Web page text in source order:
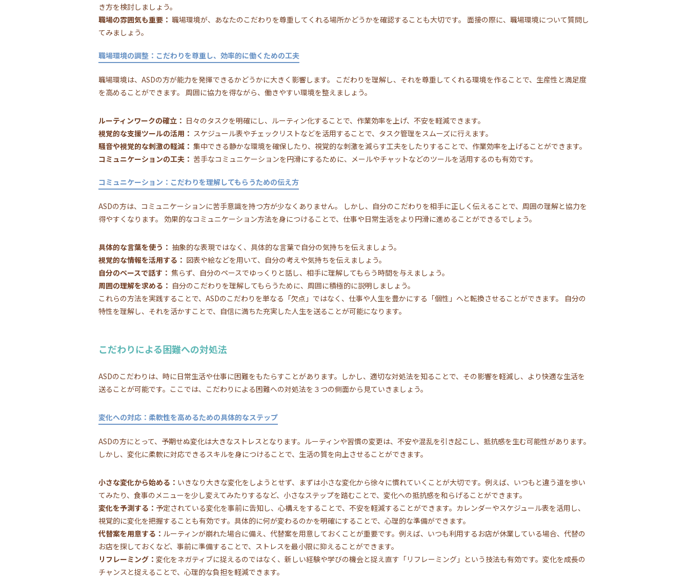
き方を検討しましょう。
職場の雰囲気も重要： 職場環境が、あなたのこだわりを尊重してくれる場所かどうかを確認することも大切です。 面接の際に、職場環境について質問し
てみましょう。
職場環境の調整：こだわりを尊重し、効率的に働くための工夫
職場環境は、ASDの方が能力を発揮できるかどうかに大きく影響します。 こだわりを理解し、それを尊重してくれる環境を作ることで、生産性と満足度
を高めることができます。 周囲に協力を得ながら、働きやすい環境を整えましょう。
ルーティンワークの確立： 日々のタスクを明確にし、ルーティン化することで、作業効率を上げ、不安を軽減できます。
視覚的な支援ツールの活用： スケジュール表やチェックリストなどを活用することで、タスク管理をスムーズに行えます。
騒音や視覚的な刺激の軽減： 集中できる静かな環境を確保したり、視覚的な刺激を減らす工夫をしたりすることで、作業効率を上げることができます。
コミュニケーションの工夫： 苦手なコミュニケーションを円滑にするために、メールやチャットなどのツールを活用するのも有効です。
コミュニケーション：こだわりを理解してもらうための伝え方
ASDの方は、コミュニケーションに苦手意識を持つ方が少なくありません。 しかし、自分のこだわりを相手に正しく伝えることで、周囲の理解と協力を
得やすくなります。 効果的なコミュニケーション方法を身につけることで、仕事や日常生活をより円滑に進めることができるでしょう。
具体的な言葉を使う： 抽象的な表現ではなく、具体的な言葉で自分の気持ちを伝えましょう。
視覚的な情報を活用する： 図表や絵などを用いて、自分の考えや気持ちを伝えましょう。
自分のペースで話す： 焦らず、自分のペースでゆっくりと話し、相手に理解してもらう時間を与えましょう。
周囲の理解を求める： 自分のこだわりを理解してもらうために、周囲に積極的に説明しましょう。
これらの方法を実践することで、ASDのこだわりを単なる「欠点」ではなく、仕事や人生を豊かにする「個性」へと転換させることができます。 自分の
特性を理解し、それを活かすことで、自信に満ちた充実した人生を送ることが可能になります。
こだわりによる困難への対処法
ASDのこだわりは、時に日常生活や仕事に困難をもたらすことがあります。しかし、適切な対処法を知ることで、その影響を軽減し、より快適な生活を
送ることが可能です。ここでは、こだわりによる困難への対処法を３つの側面から見ていきましょう。
変化への対応：柔軟性を高めるための具体的なステップ
ASDの方にとって、予期せぬ変化は大きなストレスとなります。ルーティンや習慣の変更は、不安や混乱を引き起こし、抵抗感を生む可能性があります。
しかし、変化に柔軟に対応できるスキルを身につけることで、生活の質を向上させることができます。
小さな変化から始める： いきなり大きな変化をしようとせず、まずは小さな変化から徐々に慣れていくことが大切です。例えば、いつもと違う道を歩い
てみたり、食事のメニューを少し変えてみたりするなど、小さなステップを踏むことで、変化への抵抗感を和らげることができます。
変化を予測する： 予定されている変化を事前に告知し、心構えをすることで、不安を軽減することができます。カレンダーやスケジュール表を活用し、
視覚的に変化を把握することも有効です。具体的に何が変わるのかを明確にすることで、心理的な準備ができます。
代替案を用意する： ルーティンが崩れた場合に備え、代替案を用意しておくことが重要です。例えば、いつも利用するお店が休業している場合、代替の
お店を探しておくなど、事前に準備することで、ストレスを最小限に抑えることができます。
リフレーミング： 変化をネガティブに捉えるのではなく、新しい経験や学びの機会と捉え直す「リフレーミング」という技法も有効です。変化を成長の
チャンスと捉えることで、心理的な負担を軽減できます。